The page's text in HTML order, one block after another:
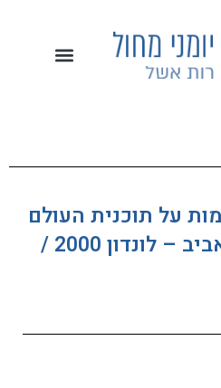
על תוכנית העולם
החדש ופסטיבל האביב – לונדון 2000 /